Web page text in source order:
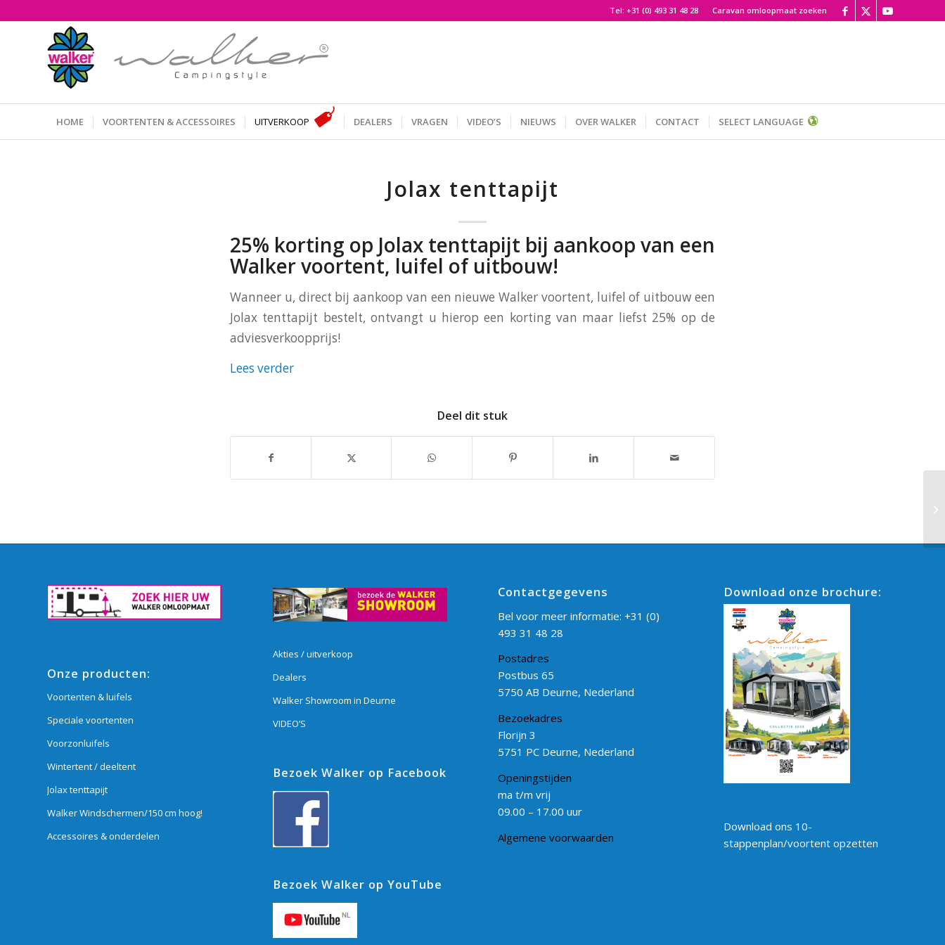
Caravan omloopmaat zoeken
Tel: +31 (0) 493 31 48 28
HOME VOORTENTEN & ACCESSOIRES UITVERKOOP DEALERS VRAGEN VIDEO’S NIEUWS OVER WALKER CONTACT SELECT LANGUAGE
Jolax tenttapijt
25% korting op Jolax tenttapijt bij aankoop van een
Walker voortent, luifel of uitbouw!
Wanneer u, direct bij aankoop van een nieuwe Walker voortent, luifel of uitbouw een
Jolax tenttapijt bestelt, ontvangt u hierop een korting van maar liefst 25% op de
adviesverkoopprijs!
Lees verder
Deel dit stuk
Onze producten:
Voortenten & luifels
Speciale voortenten
Voorzonluifels
Wintertent / deeltent
Jolax tenttapijt
Walker Windschermen/150 cm hoog!
Accessoires & onderdelen
Akties / uitverkoop
Dealers
Walker Showroom in Deurne
VIDEO’S
Bezoek Walker op Facebook
Bezoek Walker op YouTube
Contactgegevens
Bel voor meer informatie:+31 (0)
493 31 48 28
Postadres
Postbus 65
5750 AB Deurne, Nederland
Bezoekadres
Florijn 3
5751 PC Deurne, Nederland
Openingstijden
ma t/m vrij
09.00 – 17.00 uur
Algemene voorwaarden
Download onze brochure:
Download ons 10-
stappenplan/voortent opzetten